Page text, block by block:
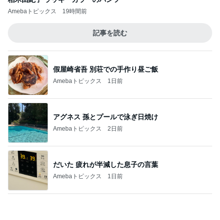
Amebaトピックス 1日前
アグネス 孫とプールで泳ぎ日焼け
Amebaトピックス 2日前
だいた 疲れが半減した息子の言葉
Amebaトピックス 1日前
渡辺美奈代 脱走試みたココちゃん
Amebaトピックス 1日前